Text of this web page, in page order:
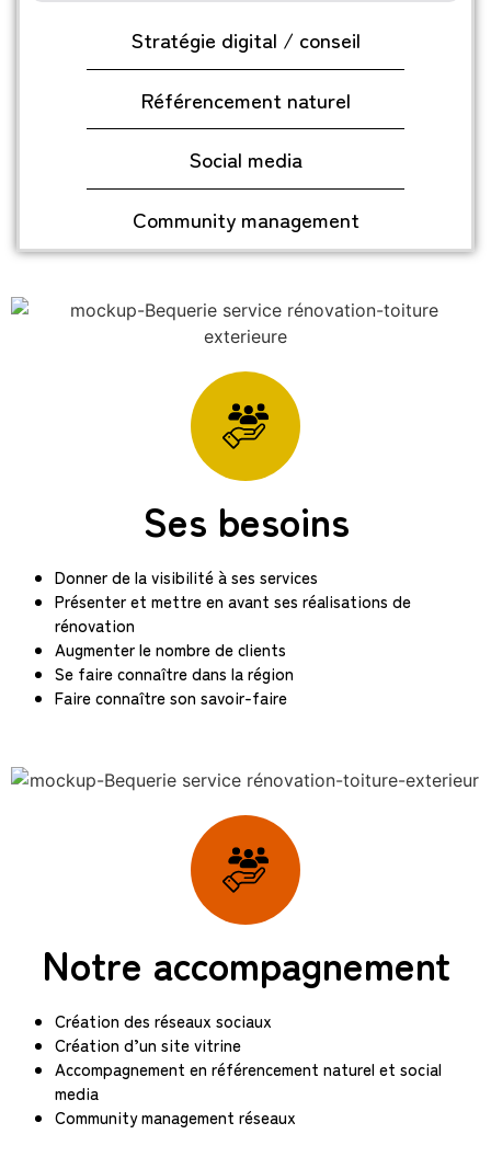
Stratégie digital / conseil
Référencement naturel
Social media
Community management
Ses besoins
Donner de la visibilité à ses services
Présenter et mettre en avant ses réalisations de
rénovation
Augmenter le nombre de clients
Se faire connaître dans la région
Faire connaître son savoir-faire
Notre accompagnement
Création des réseaux sociaux
Création d’un site vitrine
Accompagnement en référencement naturel et social
media
Community management réseaux